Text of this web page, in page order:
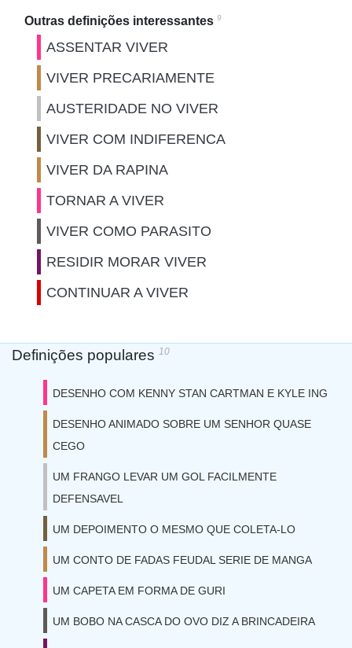
Outras definições interessantes 9
ASSENTAR VIVER
VIVER PRECARIAMENTE
AUSTERIDADE NO VIVER
VIVER COM INDIFERENCA
VIVER DA RAPINA
TORNAR A VIVER
VIVER COMO PARASITO
RESIDIR MORAR VIVER
CONTINUAR A VIVER
Definições populares 10
DESENHO COM KENNY STAN CARTMAN E KYLE ING
DESENHO ANIMADO SOBRE UM SENHOR QUASE
CEGO
UM FRANGO LEVAR UM GOL FACILMENTE
DEFENSAVEL
UM DEPOIMENTO O MESMO QUE COLETA-LO
UM CONTO DE FADAS FEUDAL SERIE DE MANGA
UM CAPETA EM FORMA DE GURI
UM BOBO NA CASCA DO OVO DIZ A BRINCADEIRA